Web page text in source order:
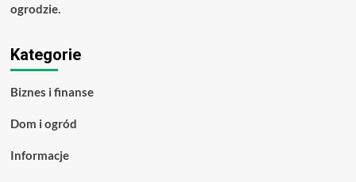
ogrodzie.
Kategorie
Biznes i finanse
Dom i ogród
Informacje